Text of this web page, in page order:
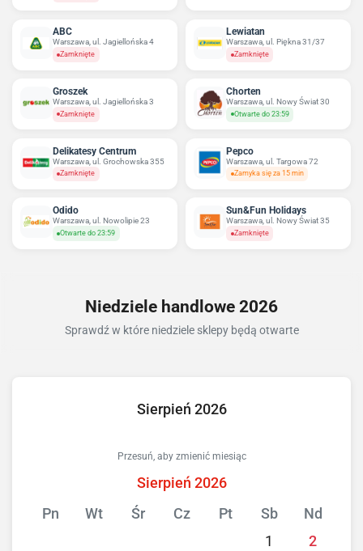
ABC
Warszawa, ul. Jagiellońska 4
Zamknięte
Lewiatan
Warszawa, ul. Piękna 31/37
Zamknięte
Groszek
Warszawa, ul. Jagiellońska 3
Zamknięte
Chorten
Warszawa, ul. Nowy Świat 30
Otwarte do 23:59
Delikatesy Centrum
Warszawa, ul. Grochowska 355
Zamknięte
Pepco
Warszawa, ul. Targowa 72
Zamyka się za 15 min
Odido
Warszawa, ul. Nowolipie 23
Otwarte do 23:59
Sun&Fun Holidays
Warszawa, ul. Nowy Świat 35
Zamknięte
Niedziele handlowe 2026
Sprawdź w które niedziele sklepy będą otwarte
Sierpień 2026
Przesuń, aby zmienić miesiąc
Sierpień 2026
Pn
Wt Śr Cz Pt Sb
Nd
1
2